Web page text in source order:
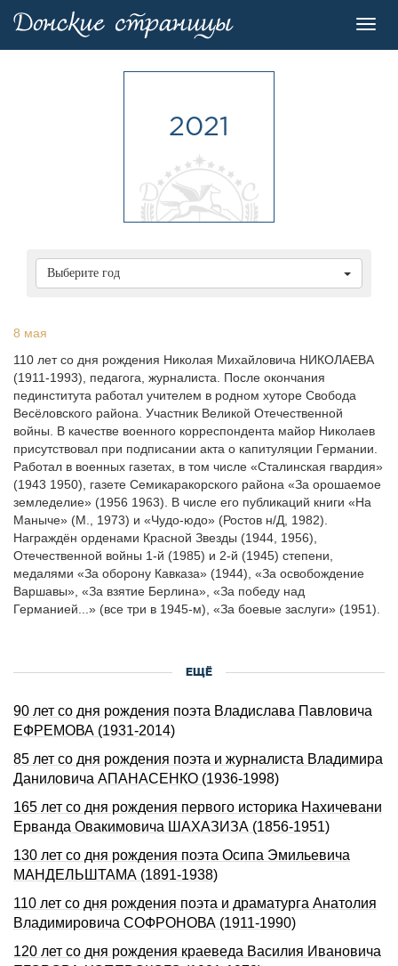
2021
Выберите год
8 мая
110 лет со дня рождения Николая Михайловича НИКОЛАЕВА
(1911-1993), педагога, журналиста. После окончания
пединститута работал учителем в родном хуторе Свобода
Весёловского района. Участник Великой Отечественной
войны. В качестве военного корреспондента майор Николаев
присутствовал при подписании акта о капитуляции Германии.
Работал в военных газетах, в том числе «Сталинская гвардия»
(1943 1950), газете Семикаракорского района «За орошаемое
земледелие» (1956 1963). В числе его публикаций книги «На
Маныче» (М., 1973) и «Чудо-юдо» (Ростов н/Д, 1982).
Награждён орденами Красной Звезды (1944, 1956),
Отечественной войны 1-й (1985) и 2-й (1945) степени,
медалями «За оборону Кавказа» (1944), «За освобождение
Варшавы», «За взятие Берлина», «За победу над
Германией...» (все три в 1945-м), «За боевые заслуги» (1951).
ЕЩЁ
90 лет со дня pождения поэта Владислава Павловича
ЕФРЕМОВА (1931-2014)
85 лет со дня pождения поэта и журналиста Владимиpа
Даниловича АПАHАСЕHКО (1936-1998)
165 лет со дня pождения первого историка Нахичевани
Ерванда Овакимовича ШАХАЗИЗА (1856-1951)
130 лет со дня рождения поэта Осипа Эмильевича
МАНДЕЛЬШТАМА (1891-1938)
110 лет со дня рождения поэта и драматурга Анатолия
Владимировича СОФРОНОВА (1911-1990)
120 лет со дня рождения краеведа Василия Ивановича